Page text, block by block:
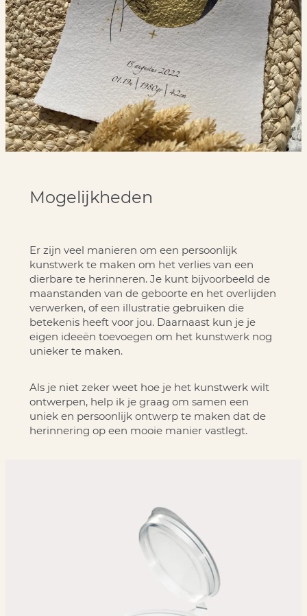
Mogelijkheden
Er zijn veel manieren om een persoonlijk
kunstwerk te maken om het verlies van een
dierbare te herinneren. Je kunt bijvoorbeeld de
maanstanden van de geboorte en het overlijden
verwerken, of een illustratie gebruiken die
betekenis heeft voor jou. Daarnaast kun je je
eigen ideeën toevoegen om het kunstwerk nog
unieker te maken.
Als je niet zeker weet hoe je het kunstwerk wilt
ontwerpen, help ik je graag om samen een
uniek en persoonlijk ontwerp te maken dat de
herinnering op een mooie manier vastlegt.